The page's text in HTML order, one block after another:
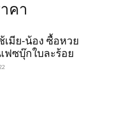
คา
เมีย-น้อง ซื้อหวย
ฟซบุ๊กใบละร้อย